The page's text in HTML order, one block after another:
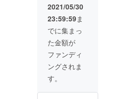
2021/05/30
23:59:59ま
でに集まっ
た金額が
ファンディ
ングされま
す。